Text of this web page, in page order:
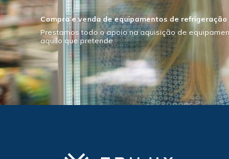
Compra e venda de equipamentos de refrigeração
Prestamos todo o apoio na aquisição de
aquilo que pretende.